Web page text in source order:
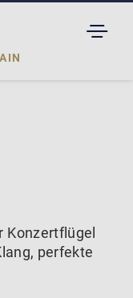
Konzertflügel
perfekte